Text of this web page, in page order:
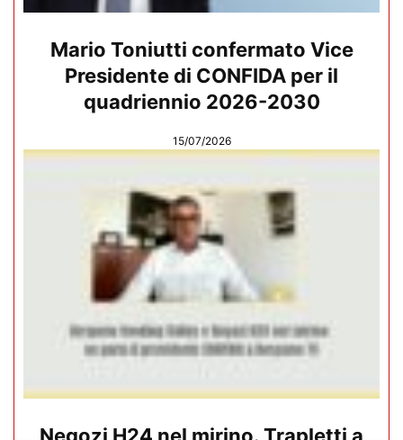
Mario Toniutti confermato Vice
Presidente di CONFIDA per il
quadriennio 2026-2030
15/07/2026